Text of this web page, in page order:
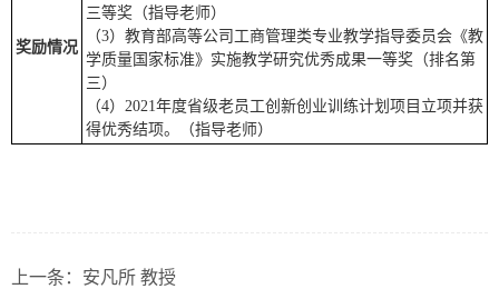
奖励情况
三等奖（指导老师）
（3）教育部高等公司工商管理类专业教学指导委员会《教
学质量国家标准》实施教学研究优秀成果一等奖（排名第
三）
（4）2021年度省级老员工创新创业训练计划项目立项并获
得优秀结项。（指导老师）
上一条： 安凡所 教授